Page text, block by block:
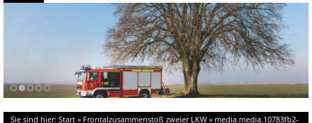
Zum
Inhalt
springen
Sie sind hier: Start » Frontalzusammenstoß zweier LKW » media.media.10783fb2-